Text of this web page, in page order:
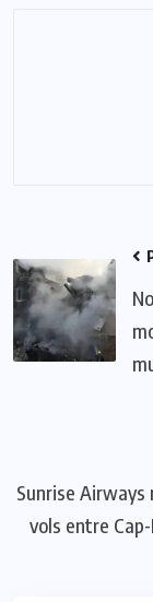
Sunrise
vols entre